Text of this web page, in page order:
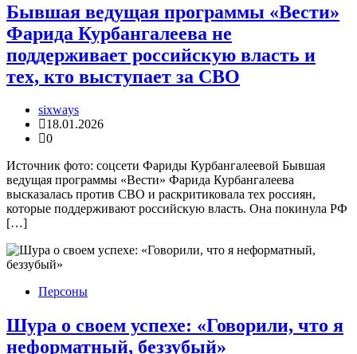
Бывшая ведущая программы «Вести»
Фарида Курбангалеева не
поддерживает российскую власть и
тех, кто выступает за СВО
sixways
18.01.2026
0
Источник фото: соцсети Фариды Курбангалеевой Бывшая
ведущая программы «Вести» Фарида Курбангалеева
высказалась против СВО и раскритиковала тех россиян,
которые поддерживают российскую власть. Она покинула РФ
[…]
Персоны
Шура о своем успехе: «Говорили, что я
неформатный, беззубый»